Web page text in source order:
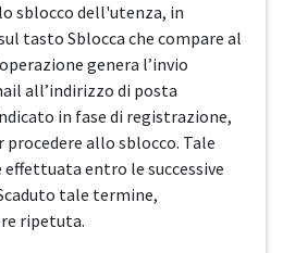
sblocco dell'utenza, in
tasto Sblocca che compare al
genera l’invio
all’indirizzo di posta
in fase di registrazione,
allo sblocco. Tale
effettuata entro le successive
tale termine,
ripetuta.